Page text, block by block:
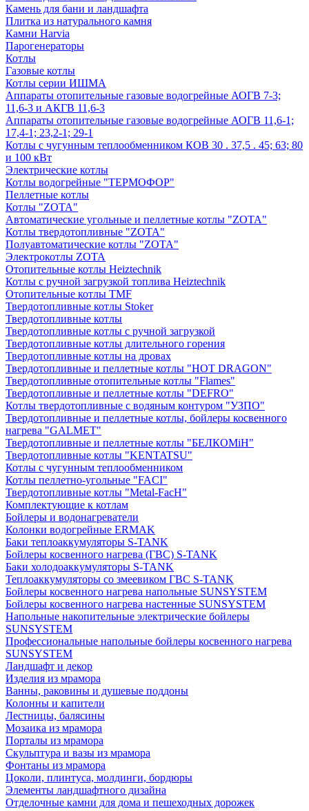
Камень для бани и ландшафта
Плитка из натурального камня
Камни Harvia
Парогенераторы
Котлы
Газовые котлы
Котлы серии ИШМА
Аппараты отопительные газовые водогрейные АОГВ 7-3;
11,6-3 и АКГВ 11,6-3
Аппараты отопительные газовые водогрейные АОГВ 11,6-1;
17,4-1; 23,2-1; 29-1
Котлы с чугунным теплообменником КОВ 30 . 37,5 . 45; 63; 80
и 100 кВт
Электрические котлы
Котлы водогрейные "ТЕРМОФОР"
Пеллетные котлы
Котлы "ZOTA"
Автоматические угольные и пеллетные котлы "ZOTA"
Котлы твердотопливные "ZOTA"
Полуавтоматические котлы "ZOTA"
Электрокотлы ZOTA
Отопительные котлы Heiztechnik
Котлы с ручной загрузкой топлива Heiztechnik
Отопительные котлы TMF
Твердотопливные котлы Stoker
Твердотопливные котлы
Твердотопливные котлы с ручной загрузкой
Твердотопливные котлы длительного горения
Твердотопливные котлы на дровах
Твердотопливные и пеллетные котлы "HOT DRAGON"
Твердотопливные отопительные котлы "Flames"
Твердотопливные и пеллетные котлы "DEFRO"
Котлы твердотопливные с водяным контуром "УЗПО"
Твердотопливные и пеллетные котлы, бойлеры косвенного
нагрева "GALMET"
Твердотопливные и пеллетные котлы "БЕЛКОМiН"
Твердотопливные котлы "KENTATSU"
Котлы с чугунным теплообменником
Котлы пеллетно-угольные "FACI"
Твердотопливные котлы "Metal-FacH"
Комплектующие к котлам
Бойлеры и водонагреватели
Колонки водогрейные ERMAK
Баки теплоаккумуляторы S-TANK
Бойлеры косвенного нагрева (ГВС) S-TANK
Баки холодоаккумуляторы S-TANK
Теплоаккумуляторы со змеевиком ГВС S-TANK
Бойлеры косвенного нагрева напольные SUNSYSTEM
Бойлеры косвенного нагрева настенные SUNSYSTEM
Напольные накопительные электрические бойлеры
SUNSYSTEM
Профессиональные напольные бойлеры косвенного нагрева
SUNSYSTEM
Ландшафт и декор
Изделия из мрамора
Ванны, раковины и душевые поддоны
Колонны и капители
Лестницы, балясины
Мозаика из мрамора
Порталы из мрамора
Скульптура и вазы из мрамора
Фонтаны из мрамора
Цоколи, плинтуса, молдинги, бордюры
Элементы ландшафтного дизайна
Отделочные камни для дома и пешеходных дорожек